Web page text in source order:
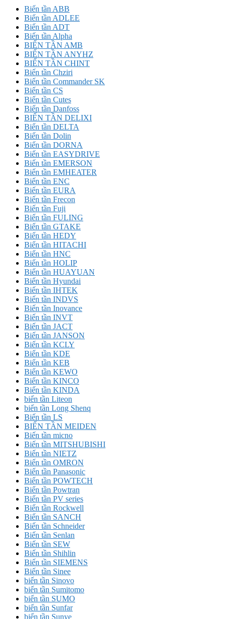
Biến tần ABB
Biến tần ADLEE
Biến tần ADT
Biến tần Alpha
BIẾN TẦN AMB
BIẾN TẦN ANYHZ
BIẾN TẦN CHINT
Biến tần Chziri
Biến tần Commander SK
Biến tần CS
Biến tần Cutes
Biến tần Danfoss
BIẾN TẦN DELIXI
Biến tần DELTA
Biến tần Dolin
Biến tần DORNA
Biến tần EASYDRIVE
Biến tần EMERSON
Biến tần EMHEATER
Biến tần ENC
Biến tần EURA
Biến tần Frecon
Biến tần Fuji
Biến tần FULING
Biến tần GTAKE
Biến tần HEDY
Biến tần HITACHI
Biến tần HNC
Biến tần HOLIP
Biến tần HUAYUAN
Biến tần Hyundai
Biến tần IHTEK
Biến tần INDVS
Biến tần Inovance
Biến tần INVT
Biến tần JACT
Biến tần JANSON
Biến tần KCLY
Biến tần KDE
Biến tần KEB
Biến tần KEWO
Biến tần KINCO
Biến tần KINDA
biến tần Liteon
biến tần Long Shenq
Biến tần LS
BIẾN TẦN MEIDEN
Biến tần micno
Biến tần MITSHUBISHI
Biến tần NIETZ
Biến tần OMRON
Biến tần Panasonic
Biến tần POWTECH
Biến tần Powtran
Biến tần PV series
Biến tần Rockwell
Biến tần SANCH
Biến tần Schneider
Biến tần Senlan
Biến tần SEW
Biến tần Shihlin
Biến tần SIEMENS
Biến tần Sinee
biến tần Sinovo
biến tần Sumitomo
biến tần SUMO
biến tần Sunfar
biến tần Sunye